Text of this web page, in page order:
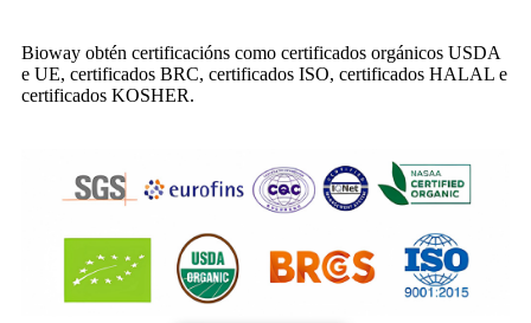
Bioway obtén certificacións como certificados orgánicos USDA
e UE, certificados BRC, certificados ISO, certificados HALAL e
certificados KOSHER.